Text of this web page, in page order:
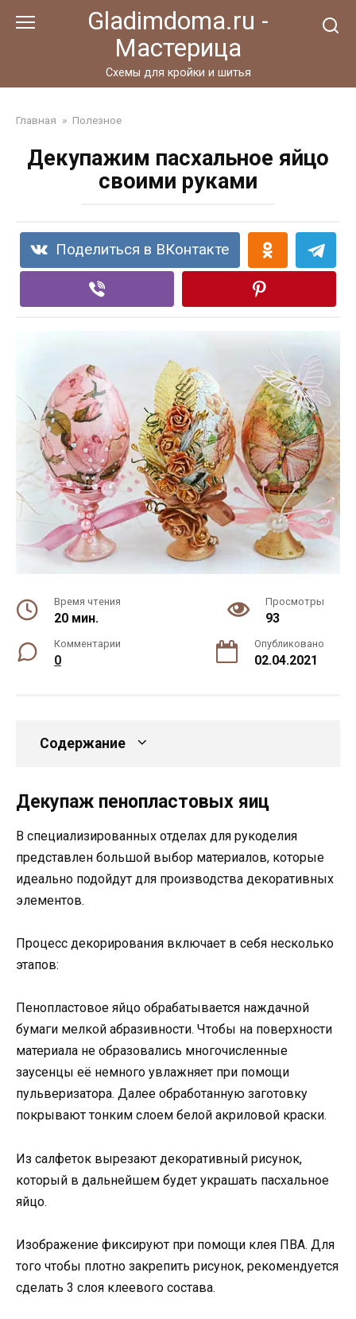
Gladimdoma.ru -
Мастерица
Схемы для кройки и шитья
Главная » Полезное
Декупажим пасхальное яйцо
своими руками
Поделиться в ВКонтакте
Время чтения
20 мин.
Просмотры
93
Комментарии
0
Опубликовано
02.04.2021
Содержание
Декупаж пенопластовых яиц
В специализированных отделах для рукоделия
представлен большой выбор материалов, которые
идеально подойдут для производства декоративных
элементов.
Процесс декорирования включает в себя несколько
этапов:
Пенопластовое яйцо обрабатывается наждачной
бумаги мелкой абразивности. Чтобы на поверхности
материала не образовались многочисленные
заусенцы её немного увлажняет при помощи
пульверизатора. Далее обработанную заготовку
покрывают тонким слоем белой акриловой краски.
Из салфеток вырезают декоративный рисунок,
который в дальнейшем будет украшать пасхальное
яйцо.
Изображение фиксируют при помощи клея ПВА. Для
того чтобы плотно закрепить рисунок, рекомендуется
сделать 3 слоя клеевого состава.